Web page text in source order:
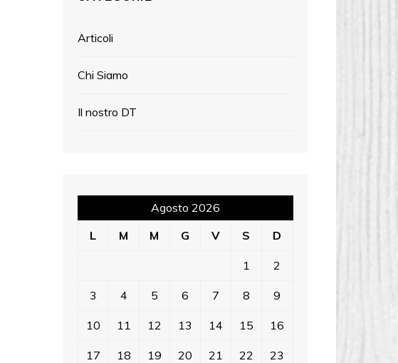
Articoli
Chi Siamo
Il nostro DT
Agosto 2026
L
M M G V S D
1 2
3 4 5 6 7 8 9
10 11 12 13 14 15 16
17 18 19 20 21 22 23